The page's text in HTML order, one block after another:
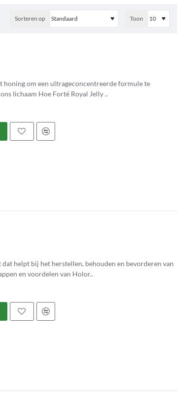
Sorteren op Toon
honing om een ultrageconcentreerde formule te
verkrijgen die op natuurlijke wijze een bijdrage levert aan ons lichaam Hoe Forté Royal Jelly ..
helpt bij het herstellen, behouden en bevorderen van
spijsverteringsfuncties. Eigenschappen en voordelen van Holor..